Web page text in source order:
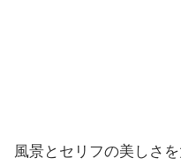
風景とセリフの美しさ